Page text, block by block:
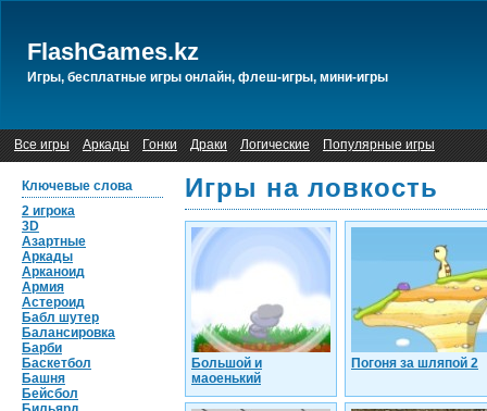
FlashGames.kz
Игры, бесплатные игры онлайн, флеш-игры, мини-игры
Все игры Аркады Гонки Драки Логические Популярные игры
Ключевые слова
2 игрока
3D
Азартные
Аркады
Арканоид
Армия
Астероид
Бабл шутер
Балансировка
Барби
Баскетбол
Башня
Бейсбол
Игры на ловкость
Большой и
маоенький
Погоня за шляпой 2